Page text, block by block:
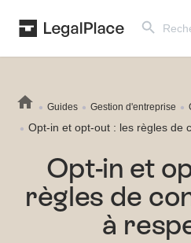
for:
Guides Gestion d'entreprise
Opt-in et opt-out : les règles de
Opt-in et
règles de
à